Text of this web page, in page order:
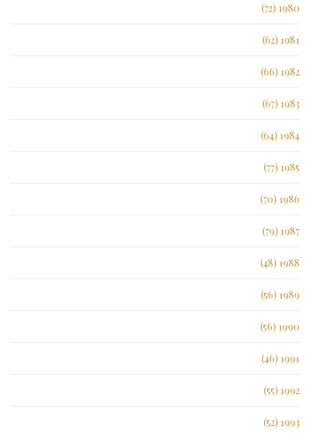
1980 (72)
1981 (62)
1982 (66)
1983 (67)
1984 (64)
1985 (77)
1986 (70)
1987 (79)
1988 (48)
1989 (56)
1990 (56)
1991 (46)
1992 (55)
1993 (52)